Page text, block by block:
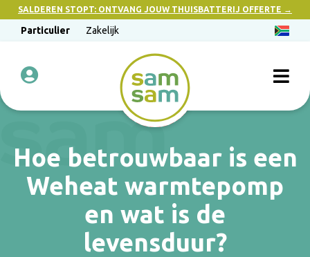
SALDEREN STOPT: ONTVANG JOUW THUISBATTERIJ OFFERTE →
Particulier Zakelijk
Hoe betrouwbaar is een
Weheat warmtepomp
en wat is de
levensduur?